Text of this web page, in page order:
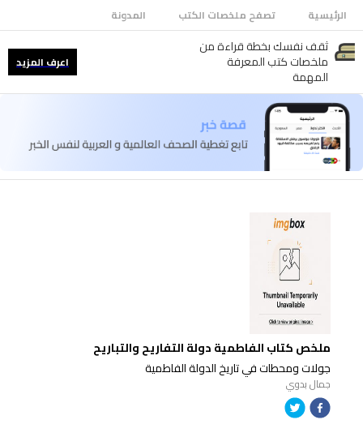
الرئيسية تصفح ملخصات الكتب المدونة
ثقف نفسك بخطة قراءة من
ملخصات كتب المعرفة
المهمة
اعرف المزيد
ملخص كتاب الفاطمية دولة التفاريح والتباريح
جولات ومحطات في تاريخ الدولة الفاطمية
جمال بدوي